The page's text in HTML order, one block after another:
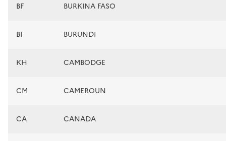
BF BURKINA FASO
BI BURUNDI
KH CAMBODGE
CM CAMEROUN
CA CANADA